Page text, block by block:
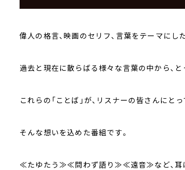
偉人の格言、映画のセリフ、言葉をテーマにし
過去と現在に散らばる様々な言葉の中から、
これらの「ことば」が、リスナーの皆さんにと
そんな想いを込めた番組です。
≪たゆたう≫≪問わず語り≫≪遠音≫など、耳に